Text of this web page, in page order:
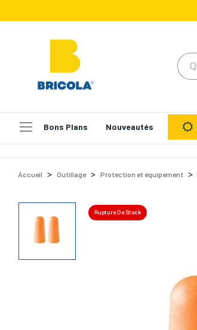
Bons Plans Nouveautés
Accueil Outillage Protection et équipement
Rupture De Stock